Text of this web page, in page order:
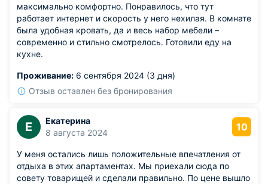
максимально комфортно. Понравилось, что тут
работает интернет и скорость у него нехилая. В комнате
была удобная кровать, да и весь набор мебели –
современно и стильно смотрелось. Готовили еду на
кухне.
Проживание: 6 сентября 2024 (3 дня)
Отзыв оставлен без бронирования
Е
Екатерина
8 августа 2024
10
У меня остались лишь положительные впечатления от
отдыха в этих апартаментах. Мы приехали сюда по
совету товарищей и сделали правильно. По цене вышло